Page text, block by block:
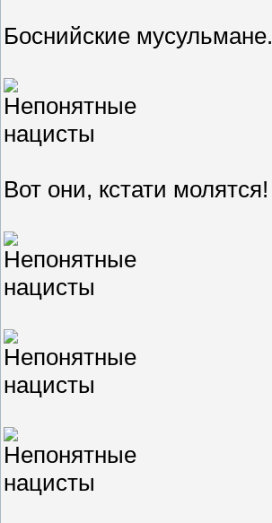
Боснийские мусульмане.
Вот они, кстати молятся!